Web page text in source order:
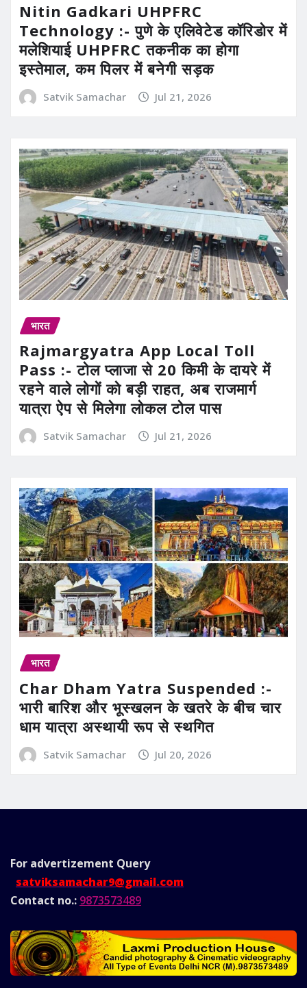
Nitin Gadkari UHPFRC
Technology :- पुणे के एलिवेटेड कॉरिडोर में
मलेशियाई UHPFRC तकनीक का होगा
इस्तेमाल, कम पिलर में बनेगी सड़क
Satvik Samachar Jul 21, 2026
भारत
Rajmargyatra App Local Toll
Pass :- टोल प्लाजा से 20 किमी के दायरे में
रहने वाले लोगों को बड़ी राहत, अब राजमार्ग
यात्रा ऐप से मिलेगा लोकल टोल पास
Satvik Samachar Jul 21, 2026
भारत
Char Dham Yatra Suspended :-
भारी बारिश और भूस्खलन के खतरे के बीच चार
धाम यात्रा अस्थायी रूप से स्थगित
Satvik Samachar Jul 20, 2026
For advertizement Query
satviksamachar9@gmail.com
Contact no.: 9873573489